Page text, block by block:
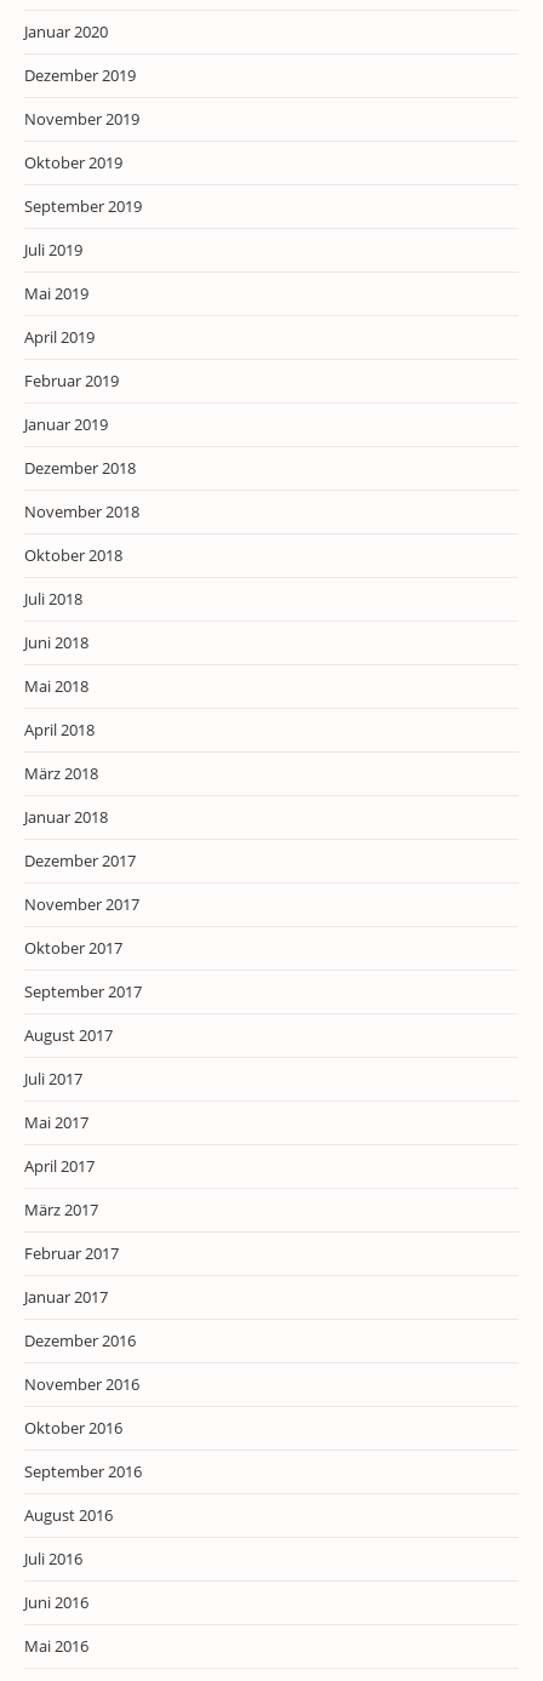
Januar 2020
Dezember 2019
November 2019
Oktober 2019
September 2019
Juli 2019
Mai 2019
April 2019
Februar 2019
Januar 2019
Dezember 2018
November 2018
Oktober 2018
Juli 2018
Juni 2018
Mai 2018
April 2018
März 2018
Januar 2018
Dezember 2017
November 2017
Oktober 2017
September 2017
August 2017
Juli 2017
Mai 2017
April 2017
März 2017
Februar 2017
Januar 2017
Dezember 2016
November 2016
Oktober 2016
September 2016
August 2016
Juli 2016
Juni 2016
Mai 2016